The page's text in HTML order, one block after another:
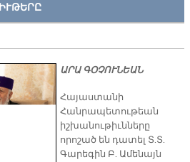
ԱՐԱ ԳՕՉՈՒՆԵԱՆ
​Հայաստանի
Հանրապետութեան
իշխանութիւնները
որոշած են դատել Տ.Տ.
Գարեգին Բ. Ամենայն